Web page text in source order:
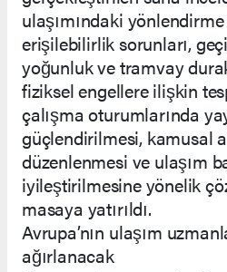
ulaşımındaki
erişilebilirlik sorunları,
yoğunluk ve tramvay
fiziksel engellere ilişkin
çalışma oturumlarında
güçlendirilmesi, kamusal
düzenlenmesi ve ulaşım
iyileştirilmesine yönelik
masaya yatırıldı.
Avrupa’nın ulaşım
ağırlanacak